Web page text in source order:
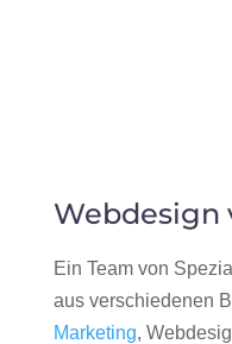
Webdesign
Ein Team von
aus verschiedenen
Marketing,